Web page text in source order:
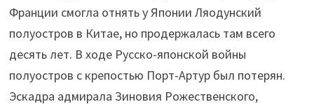
Франции смогла отнять у Японии Ляодунский
полуостров в Китае, но продержалась там всего
десять лет. В ходе Русско-японской войны
полуостров с крепостью Порт-Артур был потерян.
Эскадра адмирала Зиновия Рожественского,